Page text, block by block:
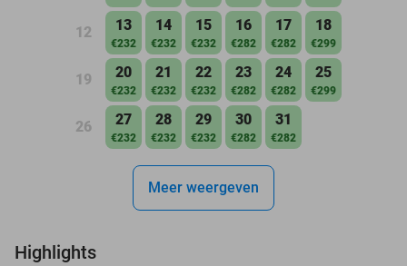
12 13
€232
14
€232
15
€232
16
€282
17
€282
18
€299
19 20
€232
21
€232
22
€232
23
€282
24
€282
25
€299
26 27
€232
28
€232
29
€232
30
€282
31
€282
Meer weergeven
Highlights